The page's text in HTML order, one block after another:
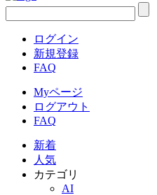
ログイン
新規登録
FAQ
Myページ
ログアウト
FAQ
新着
人気
カテゴリ
AI